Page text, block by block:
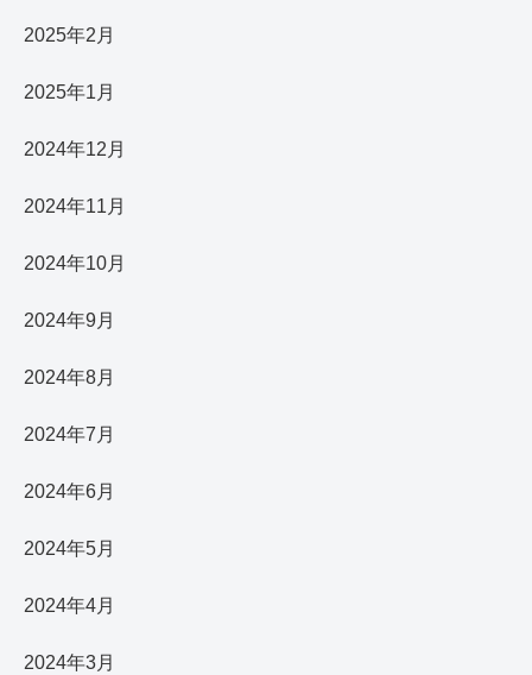
2025年2月
2025年1月
2024年12月
2024年11月
2024年10月
2024年9月
2024年8月
2024年7月
2024年6月
2024年5月
2024年4月
2024年3月